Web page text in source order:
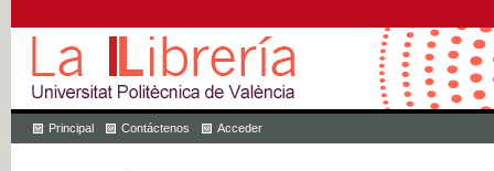
Principal Contáctenos Acceder